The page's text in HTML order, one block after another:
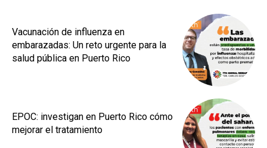
Vacunación de influenza en
embarazadas: Un reto urgente para la
salud pública en Puerto Rico
EPOC: investigan en Puerto Rico cómo
mejorar el tratamiento